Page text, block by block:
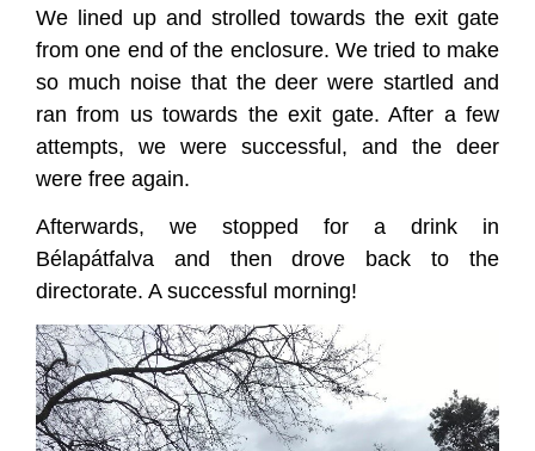
We lined up and strolled towards the exit gate
from one end of the enclosure. We tried to make
so much noise that the deer were startled and
ran from us towards the exit gate. After a few
attempts, we were successful, and the deer
were free again.
Afterwards, we stopped for a drink in
Bélapátfalva and then drove back to the
directorate. A successful morning!